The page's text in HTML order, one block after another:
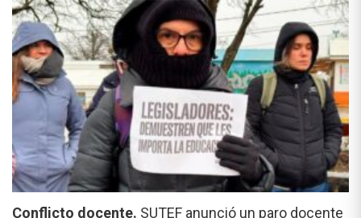
Conflicto docente. SUTEF anunció un paro docente